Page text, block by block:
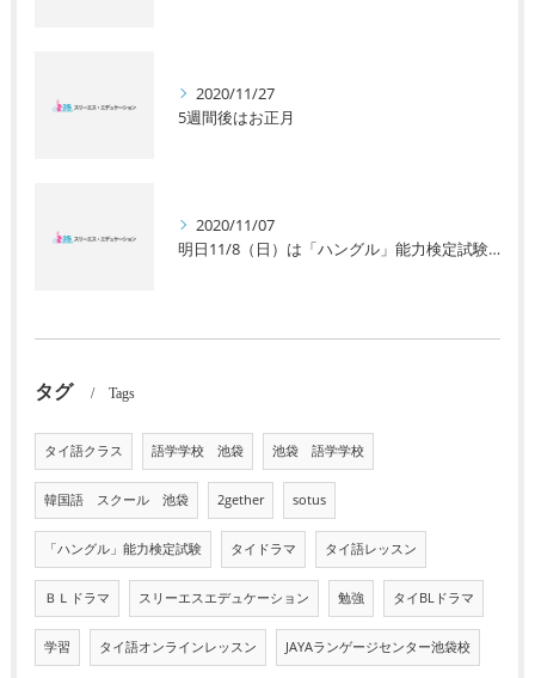
2020/11/27
5週間後はお正月
2020/11/07
明日11/8（日）は「ハングル」能力検定試験です。
タグ Tags
タイ語クラス 語学学校 池袋 池袋 語学学校
韓国語 スクール 池袋 2gether sotus
「ハングル」能力検定試験 タイドラマ タイ語レッスン
ＢＬドラマ スリーエスエデュケーション 勉強 タイBLドラマ
学習 タイ語オンラインレッスン JAYAランゲージセンター池袋校